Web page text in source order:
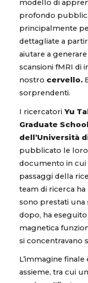
modello di
profondo
principalmente
dettagliate a
aiutare a
scansioni fMRI di
nostro cervello.
sorprendenti.
I ricercatori Yu
Graduate
dell’Università
pubblicato le
documento in cui
passaggi della
team di ricerca
sono prestati una
dopo, ha
magnetica
si concentravano
L’immagine
assieme, tra cui